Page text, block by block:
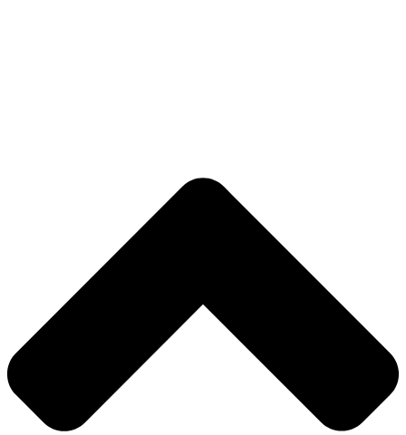
Nødvendig
Præferencer